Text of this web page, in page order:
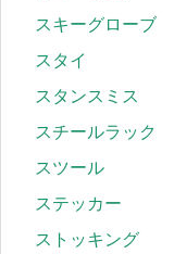
スキーグローブ
スタイ
スタンスミス
スチールラック
スツール
ステッカー
ストッキング